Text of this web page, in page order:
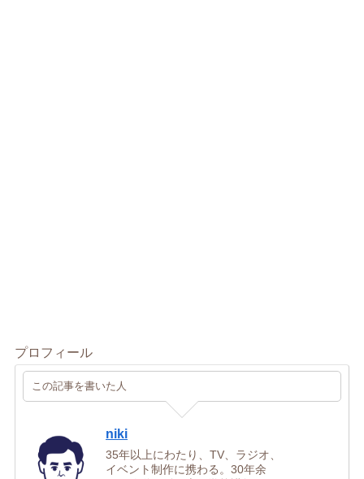
プロフィール
この記事を書いた人
niki
35年以上にわたり、TV、ラジオ、
イベント制作に携わる。30年余